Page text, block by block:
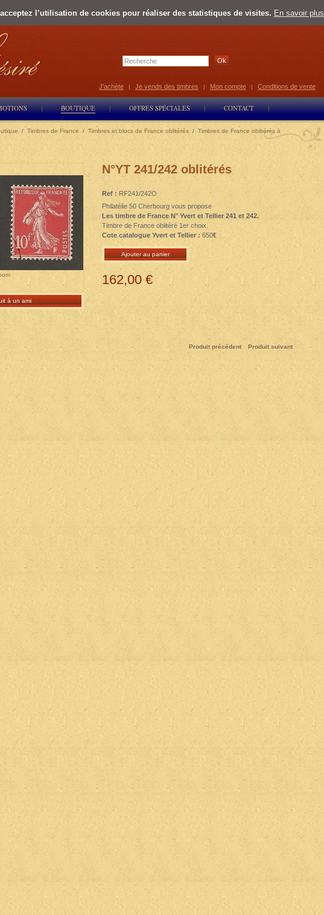
l’utilisation de cookies pour réaliser des statistiques de visites. En savoir plus
Select Language ▼
BOUTIQUE OFFRES SPÉCIALES CONTACT
J'achète | Je vends des timbres | Mon compte | Conditions de vente
/Timbres de France / Timbres et blocs de France oblitérés / Timbres de France oblitérés à
à un ami
N°YT 241/242 oblitérés
Ref : RF241/242O
Philatélie 50 Cherbourg vous propose
Les timbre de France N° Yvert et Tellier 241 et 242.
Timbre de France oblitéré 1er choix.
Cote catalogue Yvert et Tellier : 650€
Ajouter au panier
162,00 €
Produit précédent Produit suivant